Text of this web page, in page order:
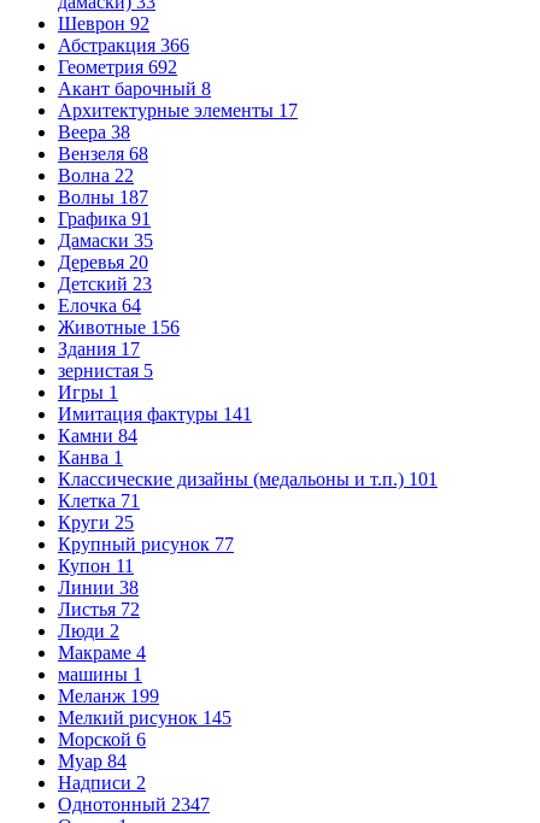
Шеврон 92
Абстракция 366
Геометрия 692
Акант барочный 8
Архитектурные элементы 17
Веера 38
Вензеля 68
Волна 22
Волны 187
Графика 91
Дамаски 35
Деревья 20
Детский 23
Елочка 64
Животные 156
Здания 17
зернистая 5
Игры 1
Имитация фактуры 141
Камни 84
Канва 1
Классические дизайны (медальоны и т.п.) 101
Клетка 71
Круги 25
Крупный рисунок 77
Купон 11
Линии 38
Листья 72
Люди 2
Макраме 4
машины 1
Меланж 199
Мелкий рисунок 145
Морской 6
Муар 84
Надписи 2
Однотонный 2347